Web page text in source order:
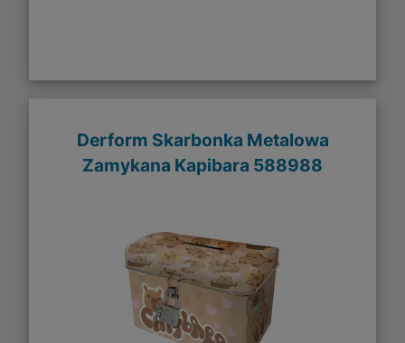
Derform Skarbonka Metalowa
Zamykana Kapibara 588988